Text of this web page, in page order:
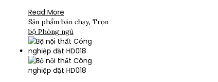
Read More
Sản phẩm bán chạy, Trọn
bộ Phòng ngủ